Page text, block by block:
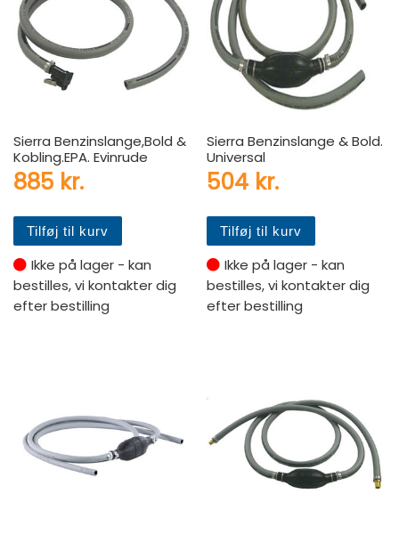
Sierra Benzinslange,Bold &
Kobling.EPA. Evinrude
885 kr.
Tilføj til kurv
Ikke på lager - kan
bestilles, vi kontakter dig
efter bestilling
Sierra Benzinslange & Bold.
Universal
504 kr.
Tilføj til kurv
Ikke på lager - kan
bestilles, vi kontakter dig
efter bestilling